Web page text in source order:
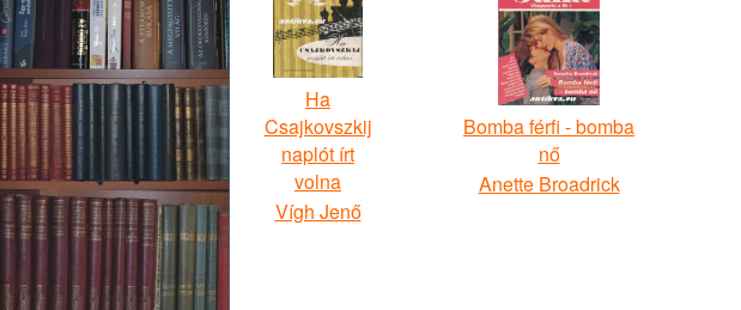
Ha
Csajkovszkij
naplót írt
volna
Vígh Jenő
Bomba férfi - bomba
nő
Anette Broadrick